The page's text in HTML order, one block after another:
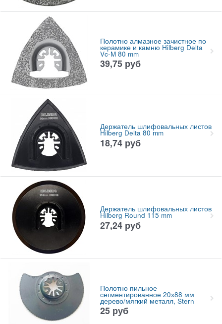
Полотно алмазное зачистное по
керамике и камню Hilberg Delta
Vc-M 80 mm
39,75 руб
Держатель шлифовальных листов
Hilberg Delta 80 mm
18,74 руб
Держатель шлифовальных листов
Hilberg Round 115 mm
27,24 руб
Полотно пильное
сегментированное 20х88 мм
дерево/мягкий металл, Stern
25 руб